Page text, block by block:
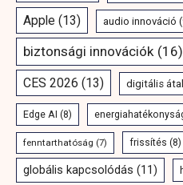
Apple (13) audio innováció
biztonsági innovációk (16)
CES 2026 (13) digitális
Edge AI (8)
fenntarthatóság (7) frissítés (8)
globális kapcsolódás (11)